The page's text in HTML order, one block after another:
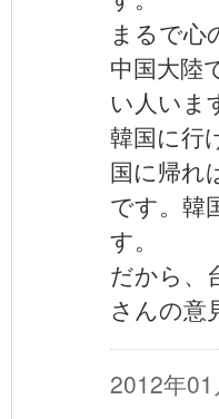
まるで心
中国大陸
い人いま
韓国に行
国に帰れ
です。韓
す。
だから、
さんの意
2012年